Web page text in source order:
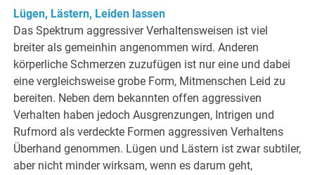
Lügen, Lästern, Leiden lassen
Das Spektrum aggressiver Verhaltensweisen ist viel
breiter als gemeinhin angenommen wird. Anderen
körperliche Schmerzen zuzufügen ist nur eine und dabei
eine vergleichsweise grobe Form, Mitmenschen Leid zu
bereiten. Neben dem bekannten offen aggressiven
Verhalten haben jedoch Ausgrenzungen, Intrigen und
Rufmord als verdeckte Formen aggressiven Verhaltens
Überhand genommen. Lügen und Lästern ist zwar subtiler,
aber nicht minder wirksam, wenn es darum geht,